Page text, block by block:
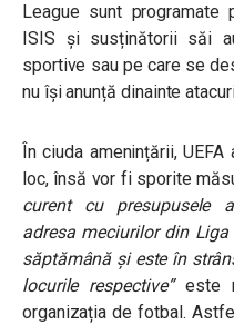
League sunt programate
ISIS și susținătorii săi
sportive sau pe care se
nu își anunță dinainte
În ciuda amenințării,
loc, însă vor fi sporite
curent cu presupusele
adresa meciurilor din
săptămână și este în
locurile respective”este
organizația de fotbal.